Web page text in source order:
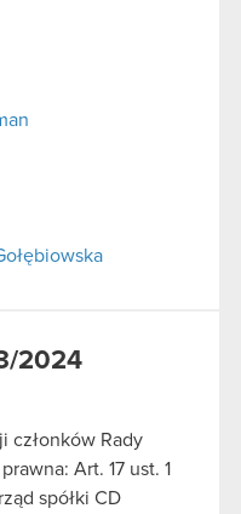
2024
członków Rady
Art. 17 ust. 1
spółki CD